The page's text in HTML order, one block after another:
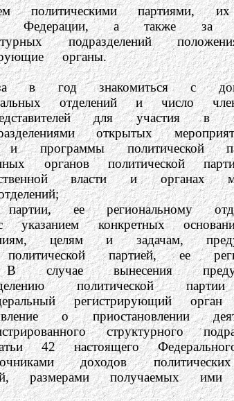
партиями, их
Федерации, а также за
подразделений
органы.
с
отделений и число
для участия в
открытых
программы политической
органов
власти и органах
указанием конкретных
целям и задачам,
партией, ее
случае вынесения
политической
регистрирующий
настоящего
политических
размерами получаемых